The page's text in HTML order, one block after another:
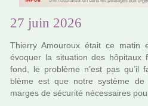
27 juin 2026
Thierry Amouroux était ce matin
évoquer la situa­tion des hôpi­taux
fond, le pro­blème n’est pas
blème est que notre sys­tème
marges de sécu­rité néces­sai­res